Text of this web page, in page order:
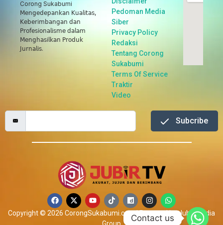
Corong Sukabumi
𝖬𝖾𝗇𝗀𝖾𝖽𝖾𝗉𝖺𝗇𝗄𝖺𝗇 𝖪𝗎𝖺𝗅𝗂𝗍𝖺𝗌,
𝖪𝖾𝖻𝖾𝗋𝗂𝗆𝖻𝖺𝗇𝗀𝖺𝗇 𝖽𝖺𝗇
𝖯𝗋𝗈𝖿𝖾𝗌𝗂𝗈𝗇𝖺𝗅𝗂𝗌𝗆𝖾 𝖽𝖺𝗅𝖺𝗆
𝖬𝖾𝗇𝗀𝗁𝖺𝗌𝗂𝗅𝗄𝖺𝗇 𝖯𝗋𝗈𝖽𝗎𝗄
𝖩𝗎𝗋𝗇𝖺𝗅𝗂𝗌.
Pedoman Media
Siber
Privacy Policy
Redaksi
Tentang Corong
Sukabumi
Terms Of Service
Traktir
Video
Subcribe
Copyright © 2026 CorongSukabumi.com | Powered by Jubir Media
Group
Contact us